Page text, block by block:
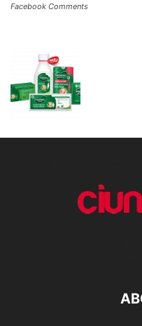
Facebook Comments